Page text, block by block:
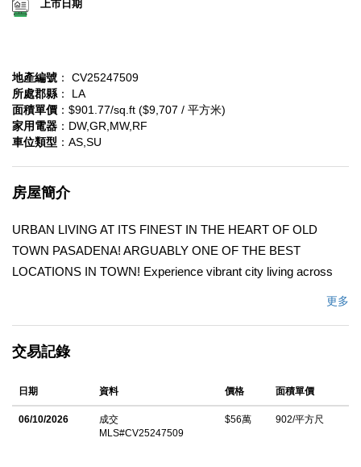
上市日期
地產編號 ： CV25247509
所處郡縣 ： LA
面積單價 ：$901.77/sq.ft ($9,707 / 平方米)
家用電器 ：DW,GR,MW,RF
車位類型 ：AS,SU
房屋簡介
URBAN LIVING AT ITS FINEST IN THE HEART OF OLD
TOWN PASADENA! ARGUABLY ONE OF THE BEST
LOCATIONS IN TOWN! Experience vibrant city living across
from one of Pasadenaâ€™s most beautiful parks and just steps
Boulevard. Enjoy proximity to renowned Caltech, Pasadena City
access to downtown Los Angeles. Letâ€™s not forget the
proximity to the world-famous Rose Parade! This light and airy
studio offers an open, spacious feel with high ceilings, recessed
更多
交易記錄
日期 資料 價格 面積單價
06/10/2026
成交
MLS#CV25247509
$56萬 902/平方尺